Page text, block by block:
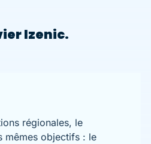
Izenic.
régionales, le
mêmes objectifs : le